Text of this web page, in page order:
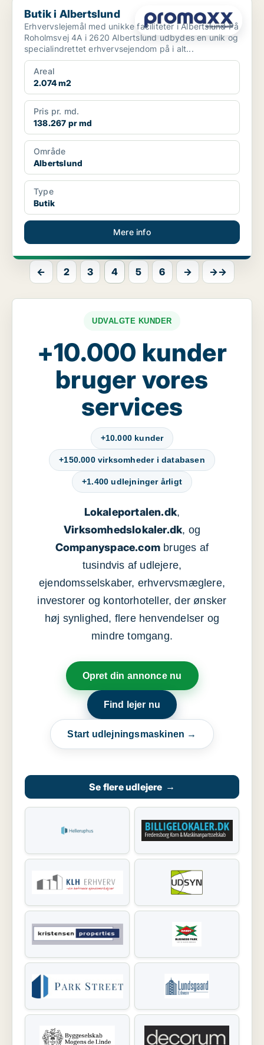
Butik i Albertslund
Erhvervslejemål med unikke faciliteter i Albertslund På
Roholmsvej 4A i 2620 Albertslund udbydes en unik og
specialindrettet erhvervsejendom på i alt...
Areal
2.074 m2
Pris pr. md.
138.267 pr md
Område
Albertslund
Type
Butik
Mere info
← 2 3 4 5 6 → →→
UDVALGTE KUNDER
+10.000 kunder
bruger vores
services
+10.000 kunder
+150.000 virksomheder i databasen
+1.400 udlejninger årligt
Lokaleportalen.dk,
Virksomhedslokaler.dk, og
Companyspace.com bruges af
tusindvis af udlejere,
ejendomsselskaber, erhvervsmæglere,
investorer og kontorhoteller, der ønsker
høj synlighed, flere henvendelser og
mindre tomgang.
Opret din annonce nu
Find lejer nu
Start udlejningsmaskinen →
Se flere udlejere →